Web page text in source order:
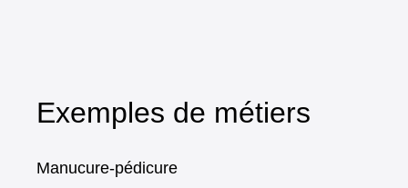
Exemples de métiers
Manucure-pédicure